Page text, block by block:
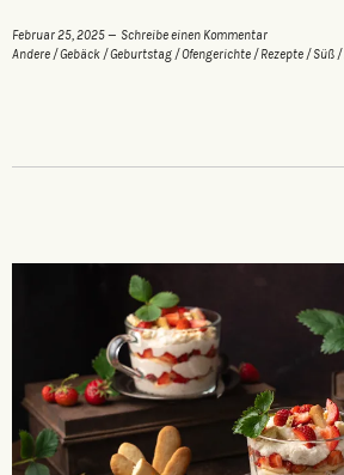
Februar 25, 2025
Schreibe einen Kommentar
Andere /Gebäck /Geburtstag /Ofengerichte /Rezepte /Süß /